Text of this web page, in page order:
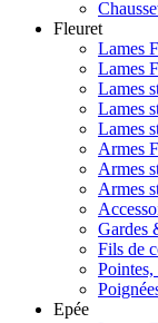
Fleuret
Lames
Lames
Lames
Lames
Lames
Armes
Armes
Armes
Gardes
Fils de
Pointes,
Epée